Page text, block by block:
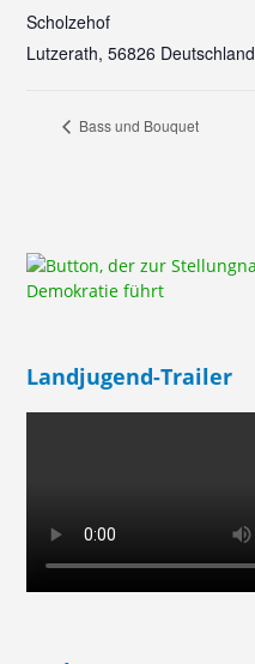
Scholzehof
Lutzerath, 56826 Deutschland
Bass und Bouquet
Landjugend-Trailer